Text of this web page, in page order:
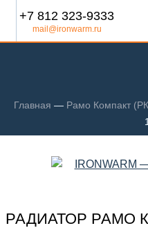
+7 812 323-9333
mail@ironwarm.ru
Главная — Рамо Компакт
РАДИАТОР РАМО